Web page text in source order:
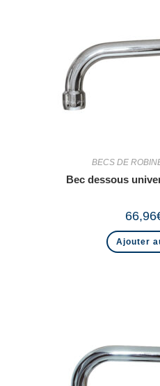
BECS DE
Bec dessous
66,96
Ajouter